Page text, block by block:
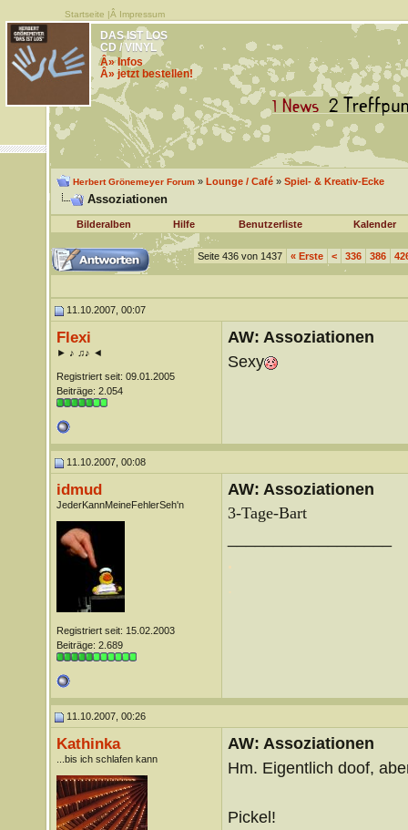
Startseite |Â Impressum
DAS IST LOS
CD / VINYL
Â» Infos
Â» jetzt bestellen!
Herbert Grönemeyer Forum» Lounge / Café» Spiel- & Kreativ-Ecke
Assoziationen
Bilderalben Hilfe Benutzerliste Kalender
Seite 436 von 1437 «Erste < 336 386
11.10.2007, 00:07
Flexi
► ♪ ♫♪ ◄
Registriert seit: 09.01.2005
Beiträge: 2.054
AW: Assoziationen
Sexy
11.10.2007, 00:08
idmud
JederKannMeineFehlerSeh'n
Registriert seit: 15.02.2003
Beiträge: 2.689
AW: Assoziationen
3-Tage-Bart
11.10.2007, 00:26
Kathinka
...bis ich schlafen kann
AW: Assoziationen
Hm. Eigentlich doof,
Pickel!